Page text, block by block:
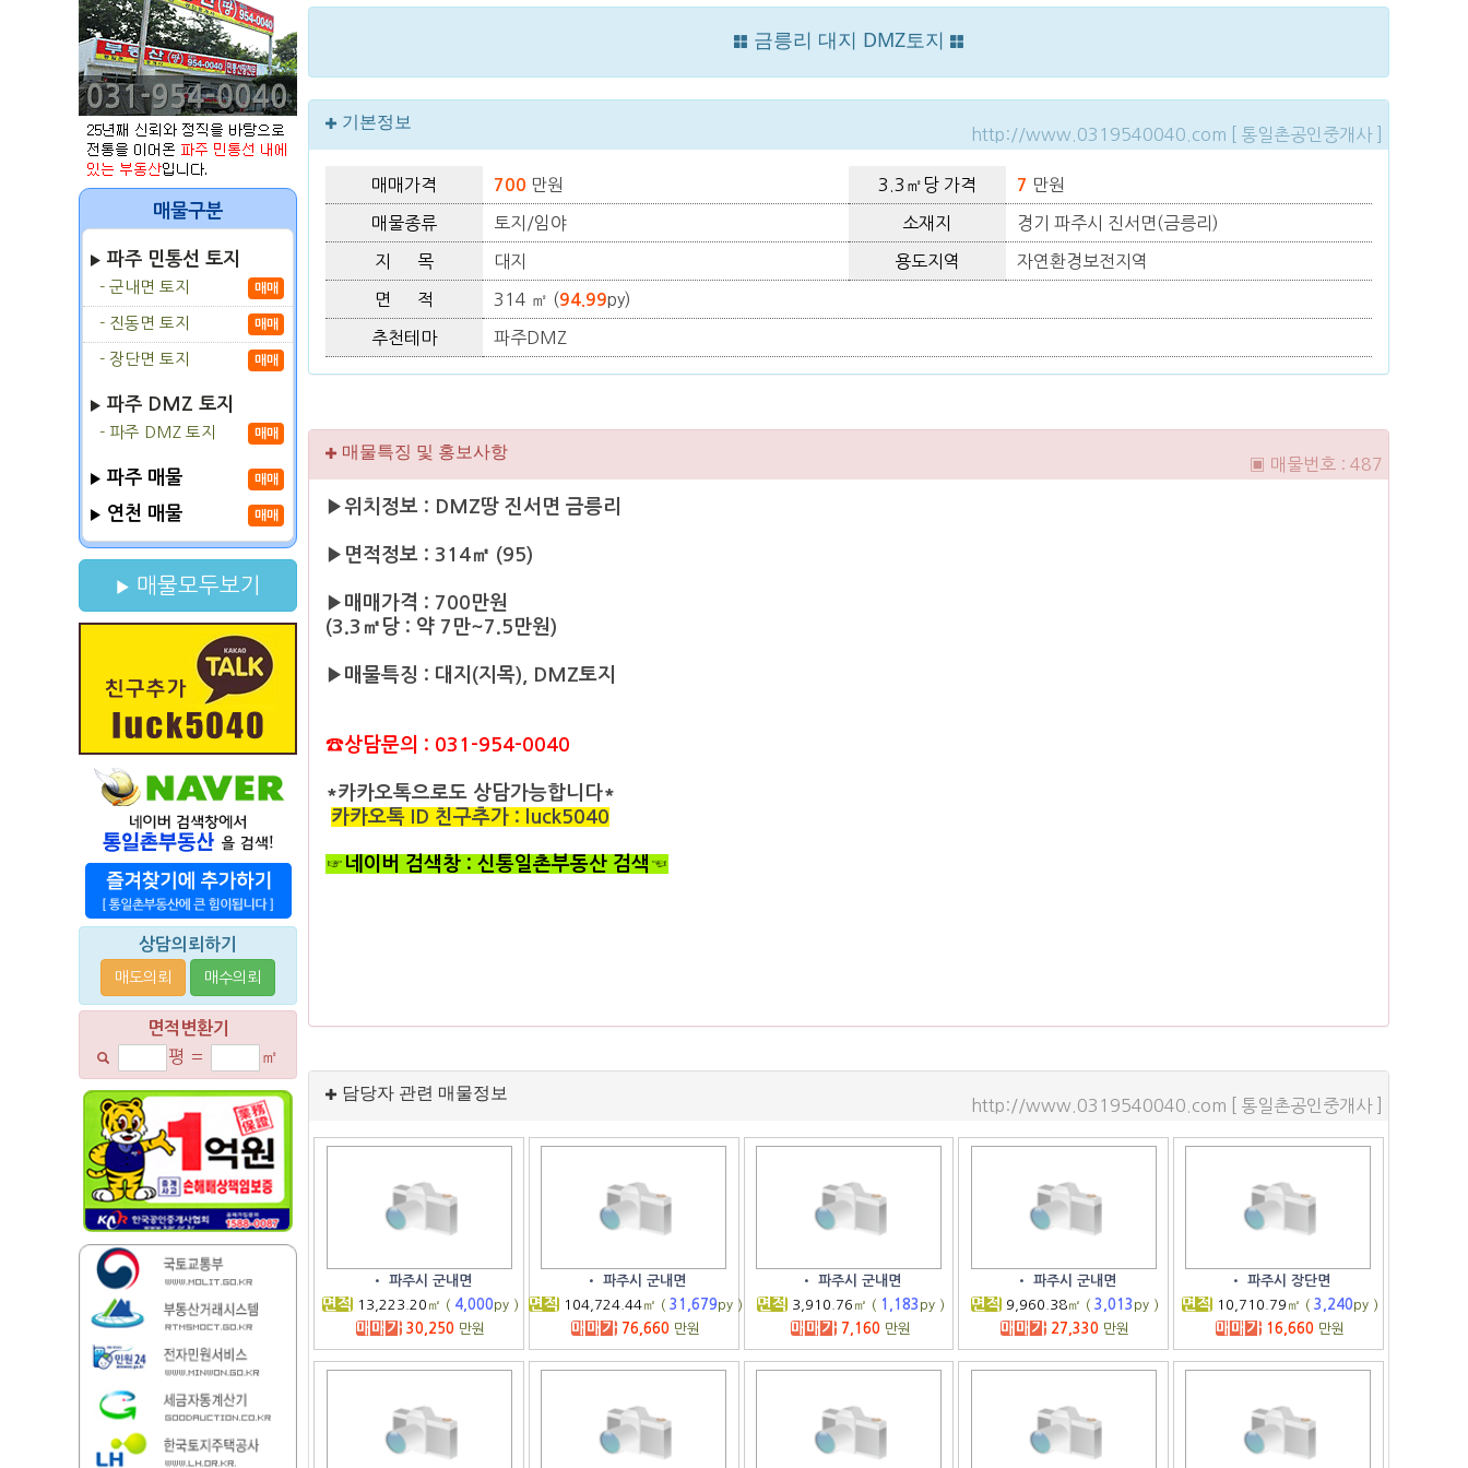
매물구분
파주 민통선 토지
- 군내면 토지 매매
- 진동면 토지 매매
- 장단면 토지 매매
파주 DMZ 토지
- 파주 DMZ 토지 매매
파주 매물 매매
연천 매물 매매
매물모두보기
상담의뢰하기
매도의뢰 매수의뢰
면적변환기
평 = ㎡
금릉리 대지 DMZ토지
기본정보
http://www.0319540040.com [ 통일촌공인중개사 ]
매매가격 700 만원 3.3㎡당 가격 7 만원
매물종류 토지/임야 소재지 경기 파주시 진서면(금릉리)
지 목 대지 용도지역 자연환경보전지역
면 적 314 ㎡ (94.99py)
추천테마 파주DMZ
매물특징 및 홍보사항
▣ 매물번호 : 487
▶위치정보 : DMZ땅 진서면 금릉리
▶면적정보 : 314㎡ (95)
▶매매가격 : 700만원
(3.3㎡당 : 약 7만~7.5만원)
▶매물특징 : 대지(지목), DMZ토지
☎상담문의 : 031-954-0040
*카카오톡으로도 상담가능합니다*
카카오톡 ID 친구추가 : luck5040
☞네이버 검색창 : 신통일촌부동산 검색☜
담당자 관련 매물정보
http://www.0319540040.com [ 통일촌공인중개사 ]
• 파주시 군내면
면적 13,223.20 ㎡ ( 4,000py )
매매가 30,250 만원
•파주시 군내면
면적 104,724.44㎡ ( 31,679py )
매매가 76,660만원
• 파주시 군내면
면적 3,910.76 ㎡ ( 1,183 py )
매매가 7,160만원
• 파주시 군내면
면적 9,960.38㎡ (3,013 py )
매매가 27,330 만원
•파주시 장단면
면적 10,710.79 ㎡ ( 3,240py )
매매가 16,660만원